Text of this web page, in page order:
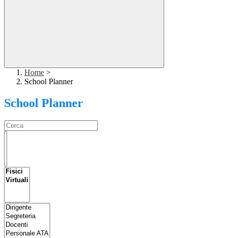
Home >
School Planner
School Planner